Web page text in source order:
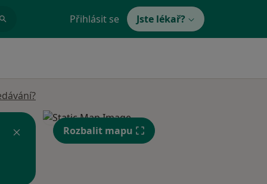
Přihlásit se Jste lékař?
Rozbalit mapu